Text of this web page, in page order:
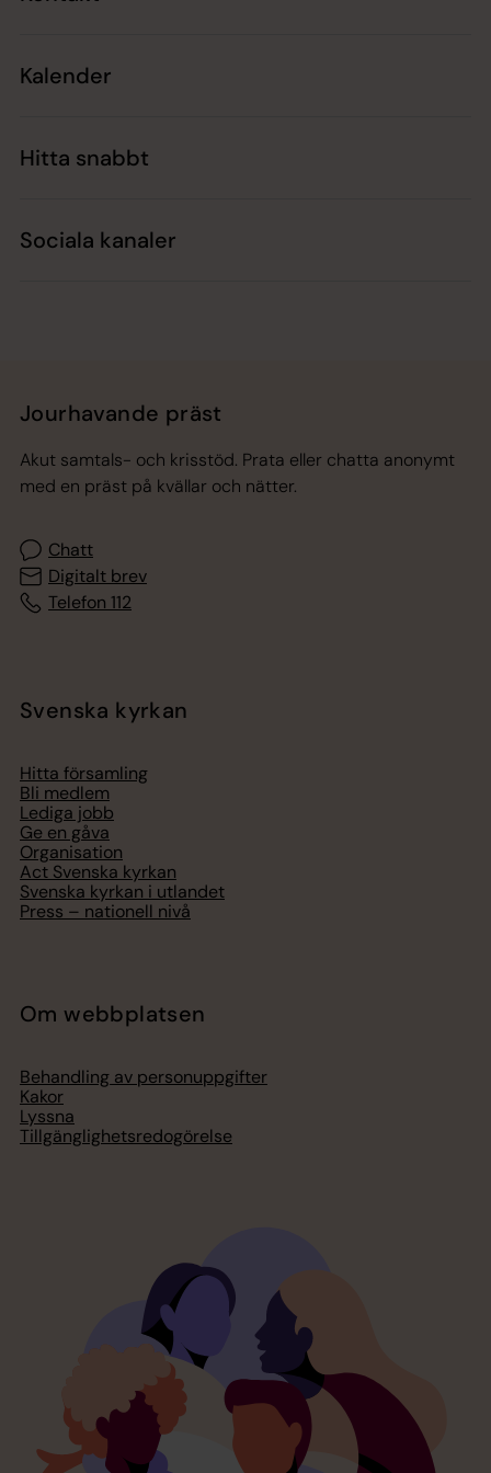
Kalender
Hitta snabbt
Sociala kanaler
Jourhavande präst
Akut samtals- och krisstöd. Prata eller chatta anonymt
med en präst på kvällar och nätter.
Chatt
Digitalt brev
Telefon 112
Svenska kyrkan
Hitta församling
Bli medlem
Lediga jobb
Ge en gåva
Organisation
Act Svenska kyrkan
Svenska kyrkan i utlandet
Press – nationell nivå
Om webbplatsen
Behandling av personuppgifter
Kakor
Lyssna
Tillgänglighetsredogörelse